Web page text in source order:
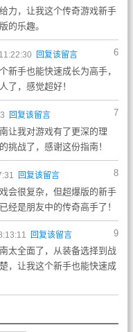
力，让我这个传奇游戏新手
的乐趣。
6
回复该留言
新手也能快速成长为高手，
了，感觉超好！
7
回复该留言
让我对游戏有了更深的理
挑战了，感谢这份指南！
8
回复该留言
会很复杂，但超爆版的新手
经是朋友中的传奇高手了！
9
回复该留言
太全面了，从装备选择到战
，让我这个新手也能快速成